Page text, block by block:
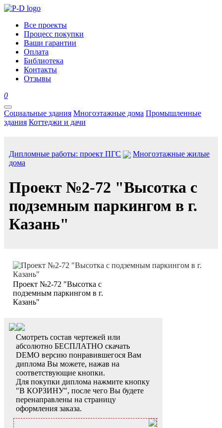
Все проекты
Процесс покупки
Ваши гарантии
Оплата
Библиотека
Контакты
Отзывы
0
Социальные здания Многоэтажные дома Промышленные
здания Коттеджи и дачи
Дипломные работы: проект ПГС
Многоэтажные жилые
дома
Проект №2-72 "Высотка с
подземным паркингом в г.
Казань"
Проект №2-72 "Высотка с
подземным паркингом в г.
Казань"
Смотреть состав чертежей или
абсолютно БЕСПЛАТНО скачать
DEMO версию понравившегося Вам
диплома Вы можете, нажав на
соответствующие кнопки.
Для покупки диплома нажмите кнопку
"В КОРЗИНУ", после чего Вы будете
перенаправлены на страницу
оформления заказа.